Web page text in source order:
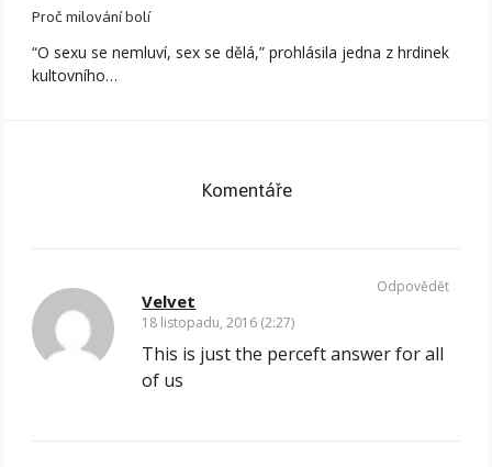
Proč milování bolí
“O sexu se nemluví, sex se dělá,” prohlásila jedna z hrdinek
kultovního…
Komentáře
Velvet
18 listopadu, 2016 (2:27)
This is just the perceft answer for all
of us
Odpovědět